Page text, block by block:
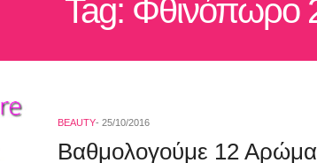
Tag: Φθινόπωρο
BEAUTY 25/10/2016
Βαθμολογούμε 12